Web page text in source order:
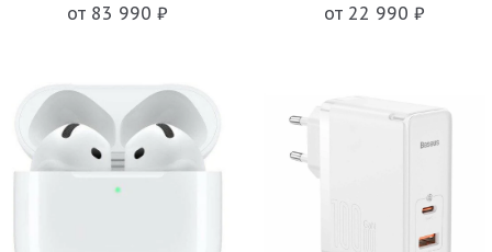
от 83 990 ₽ от 22 990 ₽